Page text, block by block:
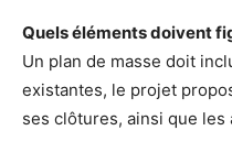
Quels éléments doivent
Un plan de masse doit
existantes, le projet
ses clôtures, ainsi que les